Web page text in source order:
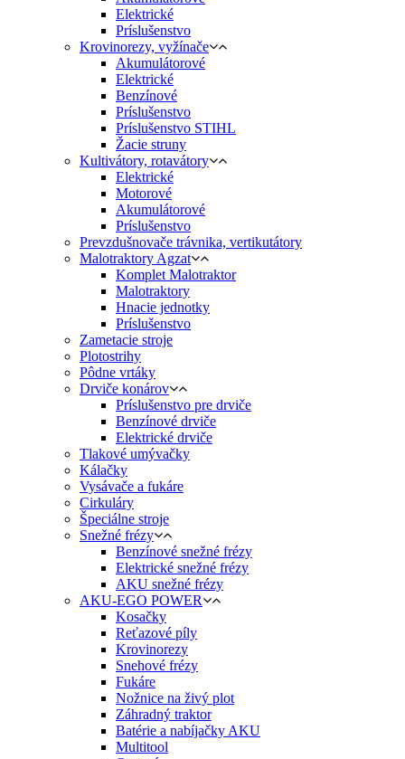
Elektrické
Príslušenstvo
Krovinorezy, vyžínače
Akumulátorové
Elektrické
Benzínové
Príslušenstvo
Príslušenstvo STIHL
Žacie struny
Kultivátory, rotavátory
Elektrické
Motorové
Akumulátorové
Príslušenstvo
Prevzdušnovače trávnika, vertikutátory
Malotraktory Agzat
Komplet Malotraktor
Malotraktory
Hnacie jednotky
Príslušenstvo
Zametacie stroje
Plotostrihy
Pôdne vrtáky
Drviče konárov
Príslušenstvo pre drviče
Benzínové drviče
Elektrické drviče
Tlakové umývačky
Kálačky
Vysávače a fukáre
Cirkuláry
Špeciálne stroje
Snežné frézy
Benzínové snežné frézy
Elektrické snežné frézy
AKU snežné frézy
AKU-EGO POWER
Kosačky
Reťazové píly
Krovinorezy
Snehové frézy
Fukáre
Nožnice na živý plot
Záhradný traktor
Batérie a nabíjačky AKU
Multitool